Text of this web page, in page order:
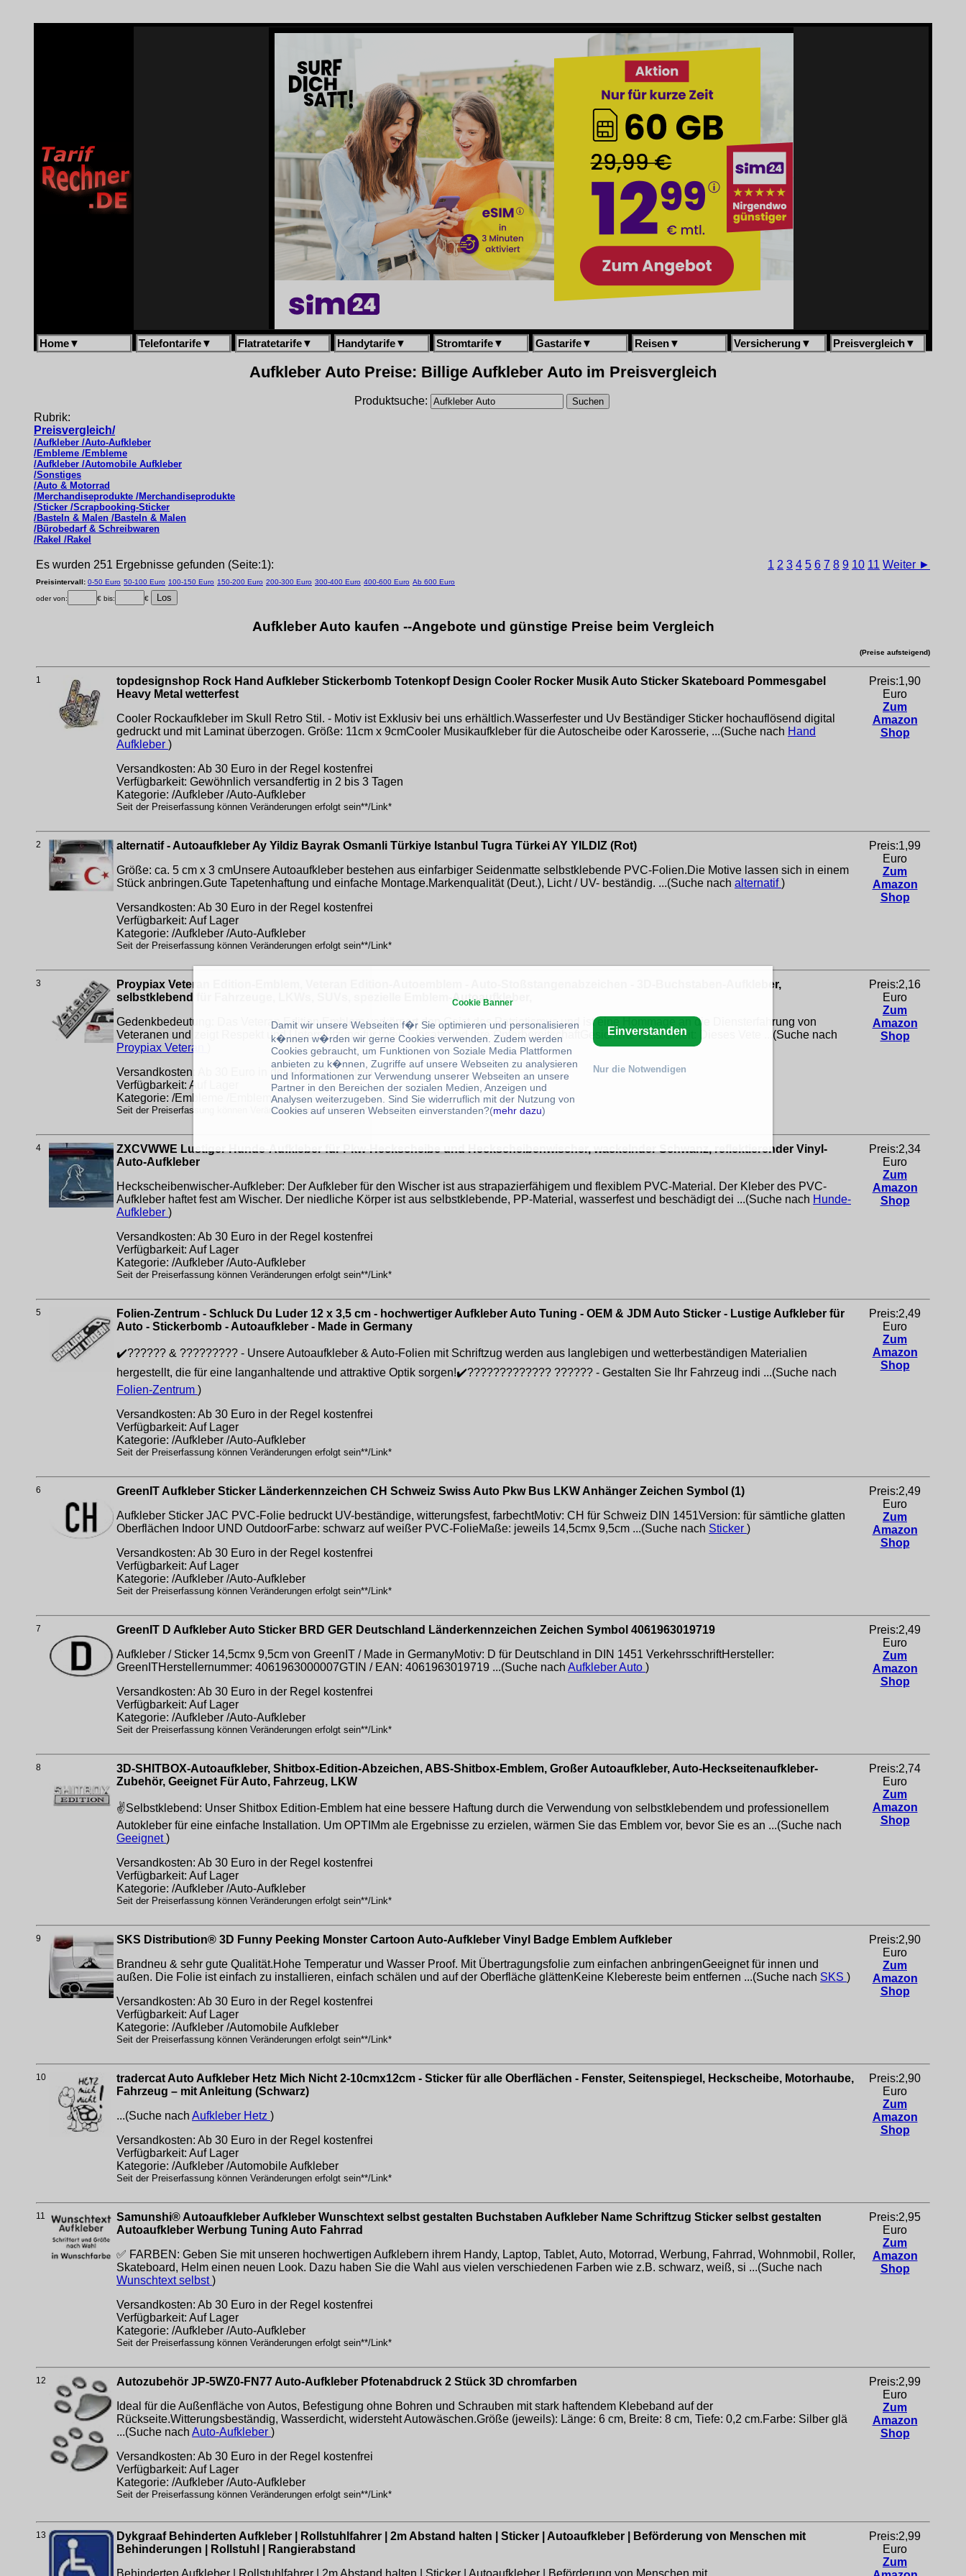
Home▼ Telefontarife▼ Flatratetarife▼ Handytarife▼ Stromtarife▼ Gastarife▼ Reisen▼ Versicherung▼ Preisvergleich▼
Aufkleber Auto Preise: Billige Aufkleber Auto im Preisvergleich
Produktsuche:
Rubrik:
Preisvergleich/
/Aufkleber /Auto-Aufkleber
/Embleme /Embleme
/Aufkleber /Automobile Aufkleber
/Sonstiges
/Auto & Motorrad
/Merchandiseprodukte /Merchandiseprodukte
/Sticker /Scrapbooking-Sticker
/Basteln & Malen /Basteln & Malen
/Bürobedarf & Schreibwaren
/Rakel /Rakel
Es wurden 251 Ergebnisse gefunden (Seite:1): 1 2 3 4 5 6 7 8 9 10 11 Weiter ►
Preisintervall: 0-50 Euro 50-100 Euro 100-150 Euro 150-200 Euro 200-300 Euro 300-400 Euro 400-600 Euro Ab 600 Euro
oder von: € bis: €
Aufkleber Auto kaufen --Angebote und günstige Preise beim Vergleich
(Preise aufsteigend)
1
topdesignshop Rock Hand Aufkleber Stickerbomb Totenkopf Design Cooler Rocker Musik Auto Sticker Skateboard Pommesgabel
Heavy Metal wetterfest
Cooler Rockaufkleber im Skull Retro Stil. - Motiv ist Exklusiv bei uns erhältlich.Wasserfester und Uv Beständiger Sticker hochauflösend digital
gedruckt und mit Laminat überzogen. Größe: 11cm x 9cmCooler Musikaufkleber für die Autoscheibe oder Karosserie, ...(Suche nach Hand
Aufkleber )
Versandkosten: Ab 30 Euro in der Regel kostenfrei
Verfügbarkeit: Gewöhnlich versandfertig in 2 bis 3 Tagen
Kategorie: /Aufkleber /Auto-Aufkleber
Seit der Preiserfassung können Veränderungen erfolgt sein**/Link*
Preis:1,90
Euro
Zum
Amazon
Shop
2
alternatif - Autoaufkleber Ay Yildiz Bayrak Osmanli Türkiye Istanbul Tugra Türkei AY YILDIZ (Rot)
Größe: ca. 5 cm x 3 cmUnsere Autoaufkleber bestehen aus einfarbiger Seidenmatte selbstklebende PVC-Folien.Die Motive lassen sich in einem
Stück anbringen.Gute Tapetenhaftung und einfache Montage.Markenqualität (Deut.), Licht / UV- beständig. ...(Suche nach alternatif)
Versandkosten: Ab 30 Euro in der Regel kostenfrei
Verfügbarkeit: Auf Lager
Kategorie: /Aufkleber /Auto-Aufkleber
Seit der Preiserfassung können Veränderungen erfolgt sein**/Link*
Preis:1,99
Euro
Zum
Amazon
Shop
3
Proypiax Veteran Edition-Emblem, Veteran Edition-Autoemblem - Auto-Stoßstangenabzeichen - 3D-Buchstaben-Aufkleber,
selbstklebend für Fahrzeuge, LKWs, SUVs, spezielle Emblem-Autoaufkleber,
Gedenkbedeutung: Das Veteran Edition Emblem verkörpert den Geist des Patriotismus und ist eine Hommage an die Diensterfahrung von
Veteranen und zeigt Respekt und Unterstützung für ihren Einsatz und ihre OpferbereitschaftGesicherte Haltbarkeit: Dieses Vete ...(Suche nach
Proypiax Veteran
Versandkosten: Ab 30 Euro in der Regel kostenfrei
Verfügbarkeit: Auf Lager
Kategorie: /Embleme /Embleme
Seit der Preiserfassung können Veränderungen erfolgt sein**/Link*
Preis:2,16
Euro
Zum
Amazon
Shop
4
ZXCVWWE Lustiger Hunde-Aufkleber für Pkw-Heckscheibe und Heckscheibenwischer, wackelnder Schwanz, reflektierender Vinyl-
Auto-Aufkleber
Heckscheibenwischer-Aufkleber: Der Aufkleber für den Wischer ist aus strapazierfähigem und flexiblem PVC-Material. Der Kleber des PVC-
Aufkleber haftet fest am Wischer. Der niedliche Körper ist aus selbstklebende, PP-Material, wasserfest und beschädigt dei ...(Suche nach Hunde-
Aufkleber )
Versandkosten: Ab 30 Euro in der Regel kostenfrei
Verfügbarkeit: Auf Lager
Kategorie: /Aufkleber /Auto-Aufkleber
Seit der Preiserfassung können Veränderungen erfolgt sein**/Link*
Preis:2,34
Euro
Zum
Amazon
Shop
5
Folien-Zentrum - Schluck Du Luder 12 x 3,5 cm - hochwertiger Aufkleber Auto Tuning - OEM & JDM Auto Sticker - Lustige Aufkleber für
Auto - Stickerbomb - Autoaufkleber - Made in Germany
✔️?????? & ????????? - Unsere Autoaufkleber & Auto-Folien mit Schriftzug werden aus langlebigen und wetterbeständigen Materialien
hergestellt, die für eine langanhaltende und attraktive Optik sorgen!✔️????????????? ?????? - Gestalten Sie Ihr Fahrzeug indi ...(Suche nach
Folien-Zentrum )
Versandkosten: Ab 30 Euro in der Regel kostenfrei
Verfügbarkeit: Auf Lager
Kategorie: /Aufkleber /Auto-Aufkleber
Seit der Preiserfassung können Veränderungen erfolgt sein**/Link*
Preis:2,49
Euro
Zum
Amazon
Shop
6
GreenIT Aufkleber Sticker Länderkennzeichen CH Schweiz Swiss Auto Pkw Bus LKW Anhänger Zeichen Symbol (1)
Aufkleber Sticker JAC PVC-Folie bedruckt UV-beständige, witterungsfest, farbechtMotiv: CH für Schweiz DIN 1451Version: für sämtliche glatten
Oberflächen Indoor UND OutdoorFarbe: schwarz auf weißer PVC-FolieMaße: jeweils 14,5cmx 9,5cm ...(Suche nach Sticker )
Versandkosten: Ab 30 Euro in der Regel kostenfrei
Verfügbarkeit: Auf Lager
Kategorie: /Aufkleber /Auto-Aufkleber
Seit der Preiserfassung können Veränderungen erfolgt sein**/Link*
Preis:2,49
Euro
Zum
Amazon
Shop
7
GreenIT D Aufkleber Auto Sticker BRD GER Deutschland Länderkennzeichen Zeichen Symbol 4061963019719
Aufkleber / Sticker 14,5cmx 9,5cm von GreenIT / Made in GermanyMotiv: D für Deutschland in DIN 1451 VerkehrsschriftHersteller:
GreenITHerstellernummer: 4061963000007GTIN / EAN: 4061963019719 ...(Suche nach Aufkleber Auto )
Versandkosten: Ab 30 Euro in der Regel kostenfrei
Verfügbarkeit: Auf Lager
Kategorie: /Aufkleber /Auto-Aufkleber
Seit der Preiserfassung können Veränderungen erfolgt sein**/Link*
Preis:2,49
Euro
Zum
Amazon
Shop
8
3D-SHITBOX-Autoaufkleber, Shitbox-Edition-Abzeichen, ABS-Shitbox-Emblem, Großer Autoaufkleber, Auto-Heckseitenaufkleber-
Zubehör, Geeignet Für Auto, Fahrzeug, LKW
✌Selbstklebend: Unser Shitbox Edition-Emblem hat eine bessere Haftung durch die Verwendung von selbstklebendem und professionellem
Autokleber für eine einfache Installation. Um OPTIMm ale Ergebnisse zu erzielen, wärmen Sie das Emblem vor, bevor Sie es an ...(Suche nach
Geeignet)
Versandkosten: Ab 30 Euro in der Regel kostenfrei
Verfügbarkeit: Auf Lager
Kategorie: /Aufkleber /Auto-Aufkleber
Seit der Preiserfassung können Veränderungen erfolgt sein**/Link*
Preis:2,74
Euro
Zum
Amazon
Shop
9
SKS Distribution® 3D Funny Peeking Monster Cartoon Auto-Aufkleber Vinyl Badge Emblem Aufkleber
Brandneu & sehr gute Qualität.Hohe Temperatur und Wasser Proof. Mit Übertragungsfolie zum einfachen anbringenGeeignet für innen und
außen. Die Folie ist einfach zu installieren, einfach schälen und auf der Oberfläche glättenKeine Klebereste beim entfernen ...(Suche nach SKS )
Versandkosten: Ab 30 Euro in der Regel kostenfrei
Verfügbarkeit: Auf Lager
Kategorie: /Aufkleber /Automobile Aufkleber
Seit der Preiserfassung können Veränderungen erfolgt sein**/Link*
Preis:2,90
Euro
Zum
Amazon
Shop
10
tradercat Auto Aufkleber Hetz Mich Nicht 2-10cmx12cm - Sticker für alle Oberflächen - Fenster, Seitenspiegel, Heckscheibe, Motorhaube,
Fahrzeug – mit Anleitung (Schwarz)
...(Suche nach Aufkleber Hetz )
Versandkosten: Ab 30 Euro in der Regel kostenfrei
Verfügbarkeit: Auf Lager
Kategorie: /Aufkleber /Automobile Aufkleber
Seit der Preiserfassung können Veränderungen erfolgt sein**/Link*
Preis:2,90
Euro
Zum
Amazon
Shop
11
Samunshi® Autoaufkleber Aufkleber Wunschtext selbst gestalten Buchstaben Aufkleber Name Schriftzug Sticker selbst gestalten
Autoaufkleber Werbung Tuning Auto Fahrrad
✅ FARBEN: Geben Sie mit unseren hochwertigen Aufklebern ihrem Handy, Laptop, Tablet, Auto, Motorrad, Werbung, Fahrrad, Wohnmobil, Roller,
Skateboard, Helm einen neuen Look. Dazu haben Sie die Wahl aus vielen verschiedenen Farben wie z.B. schwarz, weiß, si ...(Suche nach
Wunschtext selbst)
Versandkosten: Ab 30 Euro in der Regel kostenfrei
Verfügbarkeit: Auf Lager
Kategorie: /Aufkleber /Auto-Aufkleber
Seit der Preiserfassung können Veränderungen erfolgt sein**/Link*
Preis:2,95
Euro
Zum
Amazon
Shop
12
Autozubehör JP-5WZ0-FN77 Auto-Aufkleber Pfotenabdruck 2 Stück 3D chromfarben
Ideal für die Außenfläche von Autos, Befestigung ohne Bohren und Schrauben mit stark haftendem Klebeband auf der
Rückseite.Witterungsbeständig, Wasserdicht, widersteht Autowäschen.Größe (jeweils): Länge: 6 cm, Breite: 8 cm, Tiefe: 0,2 cm.Farbe: Silber glä
...(Suche nach Auto-Aufkleber )
Versandkosten: Ab 30 Euro in der Regel kostenfrei
Verfügbarkeit: Auf Lager
Kategorie: /Aufkleber /Auto-Aufkleber
Seit der Preiserfassung können Veränderungen erfolgt sein**/Link*
Preis:2,99
Euro
Zum
Amazon
Shop
13
Dykgraaf Behinderten Aufkleber | Rollstuhlfahrer | 2m Abstand halten | Sticker | Autoaufkleber | Beförderung von Menschen mit
Behinderungen | Rollstuhl | Rangierabstand
Preis:2,99
Euro
Zum
Cookie Banner
Damit wir unsere Webseiten f�r Sie optimieren und personalisieren
k�nnen w�rden wir gerne Cookies verwenden. Zudem werden
Cookies gebraucht, um Funktionen von Soziale Media Plattformen
anbieten zu k�nnen, Zugriffe auf unsere Webseiten zu analysieren
und Informationen zur Verwendung unserer Webseiten an unsere
Partner in den Bereichen der sozialen Medien, Anzeigen und
Analysen weiterzugeben. Sind Sie widerruflich mit der Nutzung von
Cookies auf unseren Webseiten einverstanden?(mehr dazu)
Einverstanden
Nur die Notwendigen